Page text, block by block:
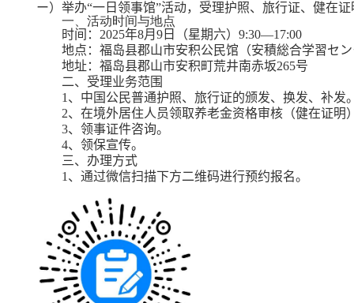
ー） 举办“一日领事馆”活动，受理护照、旅行证、健在
一、活动时间与地点
时间： 2025年8月 9日（星期六） 9:30—1 7:00
地点： 福岛县郡山市安积公民馆 （安積総合学習セ
地址： 福岛县郡山市安积町荒井南赤坂265号
二、受理业务范围
1 、中国公民普通护照、旅行证的颁发、换发、补发
2、在境外居住人员领取养老金资格审核（健在证明
3、领事证件咨询。
4、领保宣传。
三、办理方式
1 、通过微信扫描下方二维码进行预约报名。